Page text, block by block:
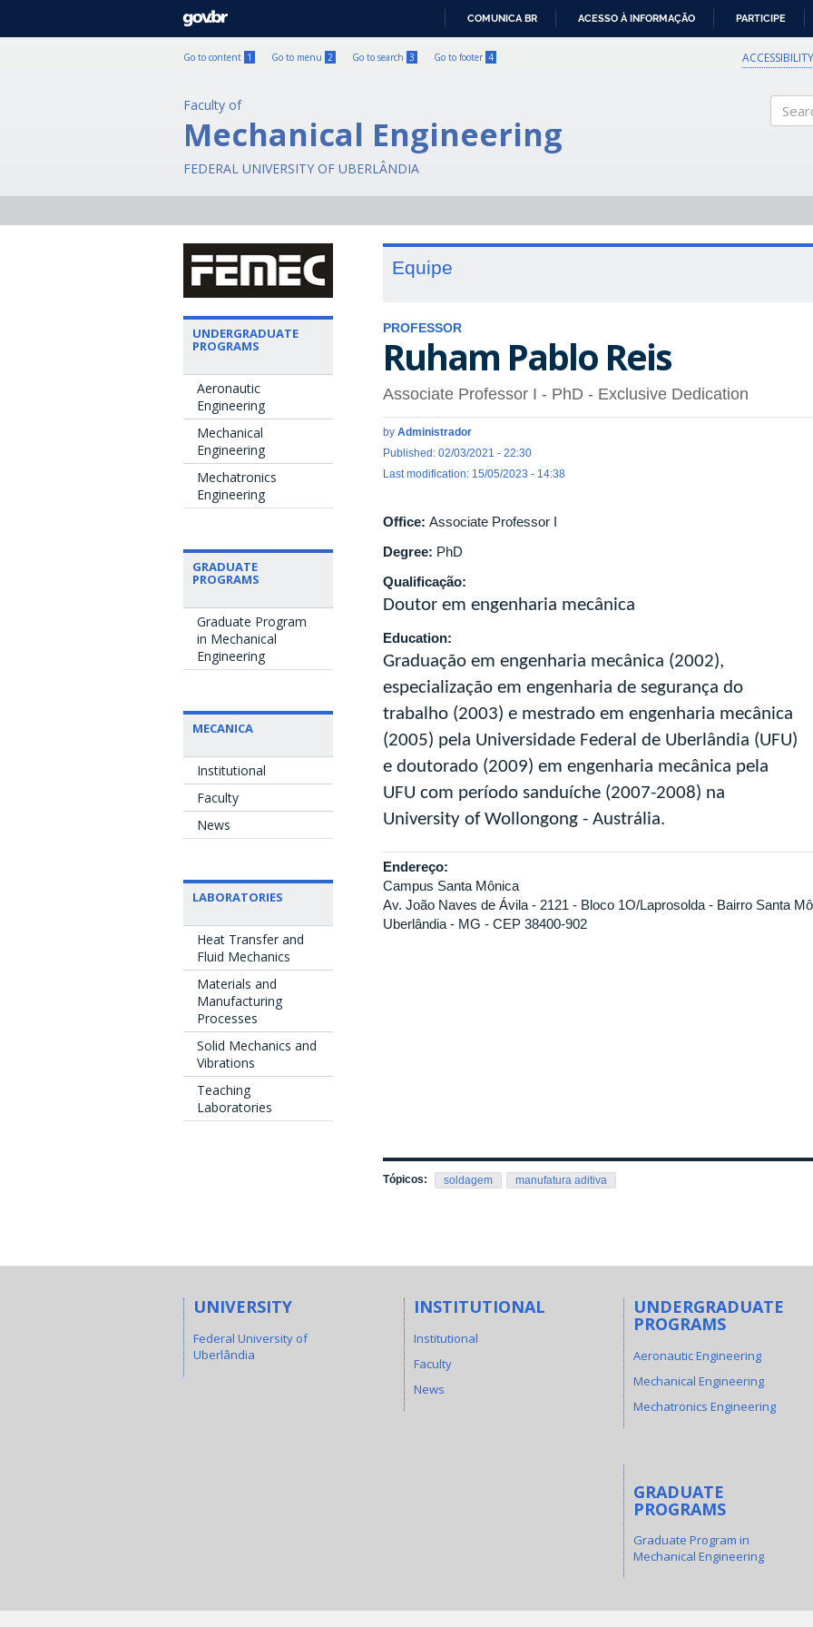
GOVBR
COMUNICA BR ACESSO À INFORMAÇÃO PARTICIPE
Go to content 1 Go to menu 2 Go to search 3 Go to footer 4 ACCESSIBILITY
Faculty of
Mechanical Engineering
FEDERAL UNIVERSITY OF UBERLÂNDIA
UNDERGRADUATE
PROGRAMS
Aeronautic
Engineering
Mechanical
Engineering
Mechatronics
Engineering
GRADUATE
PROGRAMS
Graduate Program
in Mechanical
Engineering
MECANICA
Institutional
Faculty
News
LABORATORIES
Heat Transfer and
Fluid Mechanics
Materials and
Manufacturing
Processes
Solid Mechanics and
Vibrations
Teaching
Laboratories
Equipe
PROFESSOR
Ruham Pablo Reis
Associate Professor I - PhD - Exclusive Dedication
by Administrador
Published: 02/03/2021 - 22:30
Last modification: 15/05/2023 - 14:38
Office: Associate Professor I
Degree: PhD
Qualificação:
Doutor em engenharia mecânica
Education:
Graduação em engenharia mecânica (2002),
especialização em engenharia de segurança do
trabalho (2003) e mestrado em engenharia mecânica
(2005) pela Universidade Federal de Uberlândia (UFU)
e doutorado (2009) em engenharia mecânica pela
UFU com período sanduíche (2007-2008) na
University of Wollongong - Austrália.
Endereço:
Campus Santa Mônica
Av. João Naves de Ávila - 2121 - Bloco 1O/Laprosolda - Bairro Santa
Uberlândia - MG - CEP 38400-902
Tópicos: soldagem manufatura aditiva
UNIVERSITY
Federal University of
Uberlândia
INSTITUTIONAL
Institutional
Faculty
News
UNDERGRADUATE
PROGRAMS
Aeronautic Engineering
Mechanical Engineering
Mechatronics Engineering
GRADUATE
PROGRAMS
Graduate Program in
Mechanical Engineering